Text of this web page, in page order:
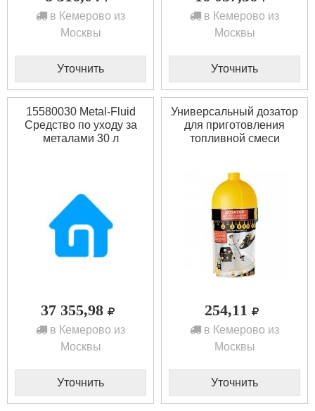
в Кемерово из
Москвы
Уточнить
в Кемерово из
Москвы
Уточнить
15580030 Metal-Fluid
Средство по уходу за
металами 30 л
37 355,98
в Кемерово из
Москвы
Уточнить
Универсальный дозатор
для приготовления
топливной смеси
254,11
в Кемерово из
Москвы
Уточнить